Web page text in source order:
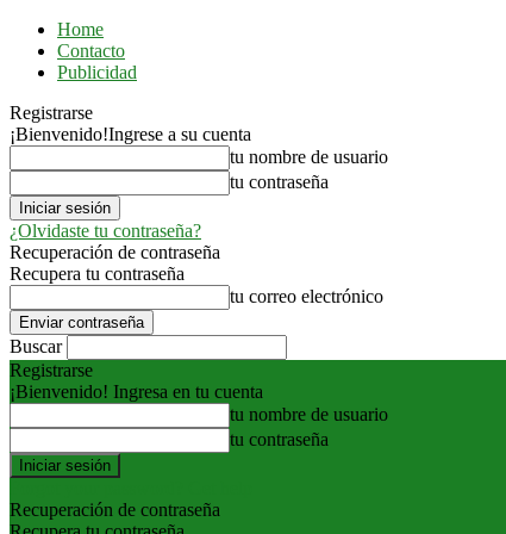
Home
Contacto
Publicidad
Registrarse
¡Bienvenido!Ingrese a su cuenta
tu nombre de usuario
tu contraseña
¿Olvidaste tu contraseña?
Recuperación de contraseña
Recupera tu contraseña
tu correo electrónico
Buscar
Registrarse
¡Bienvenido! Ingresa en tu cuenta
tu nombre de usuario
tu contraseña
Recuperación de contraseña